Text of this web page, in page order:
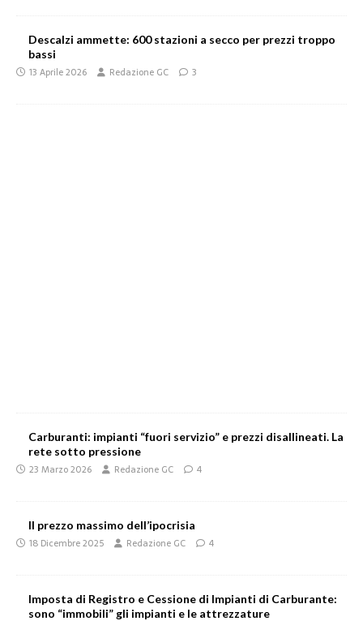
Descalzi ammette: 600 stazioni a secco per prezzi troppo
bassi
13 Aprile 2026 Redazione GC 3
Carburanti: impianti “fuori servizio” e prezzi disallineati. La
rete sotto pressione
23 Marzo 2026 Redazione GC 4
Il prezzo massimo dell’ipocrisia
18 Dicembre 2025 Redazione GC 4
Imposta di Registro e Cessione di Impianti di Carburante:
sono “immobili” gli impianti e le attrezzature